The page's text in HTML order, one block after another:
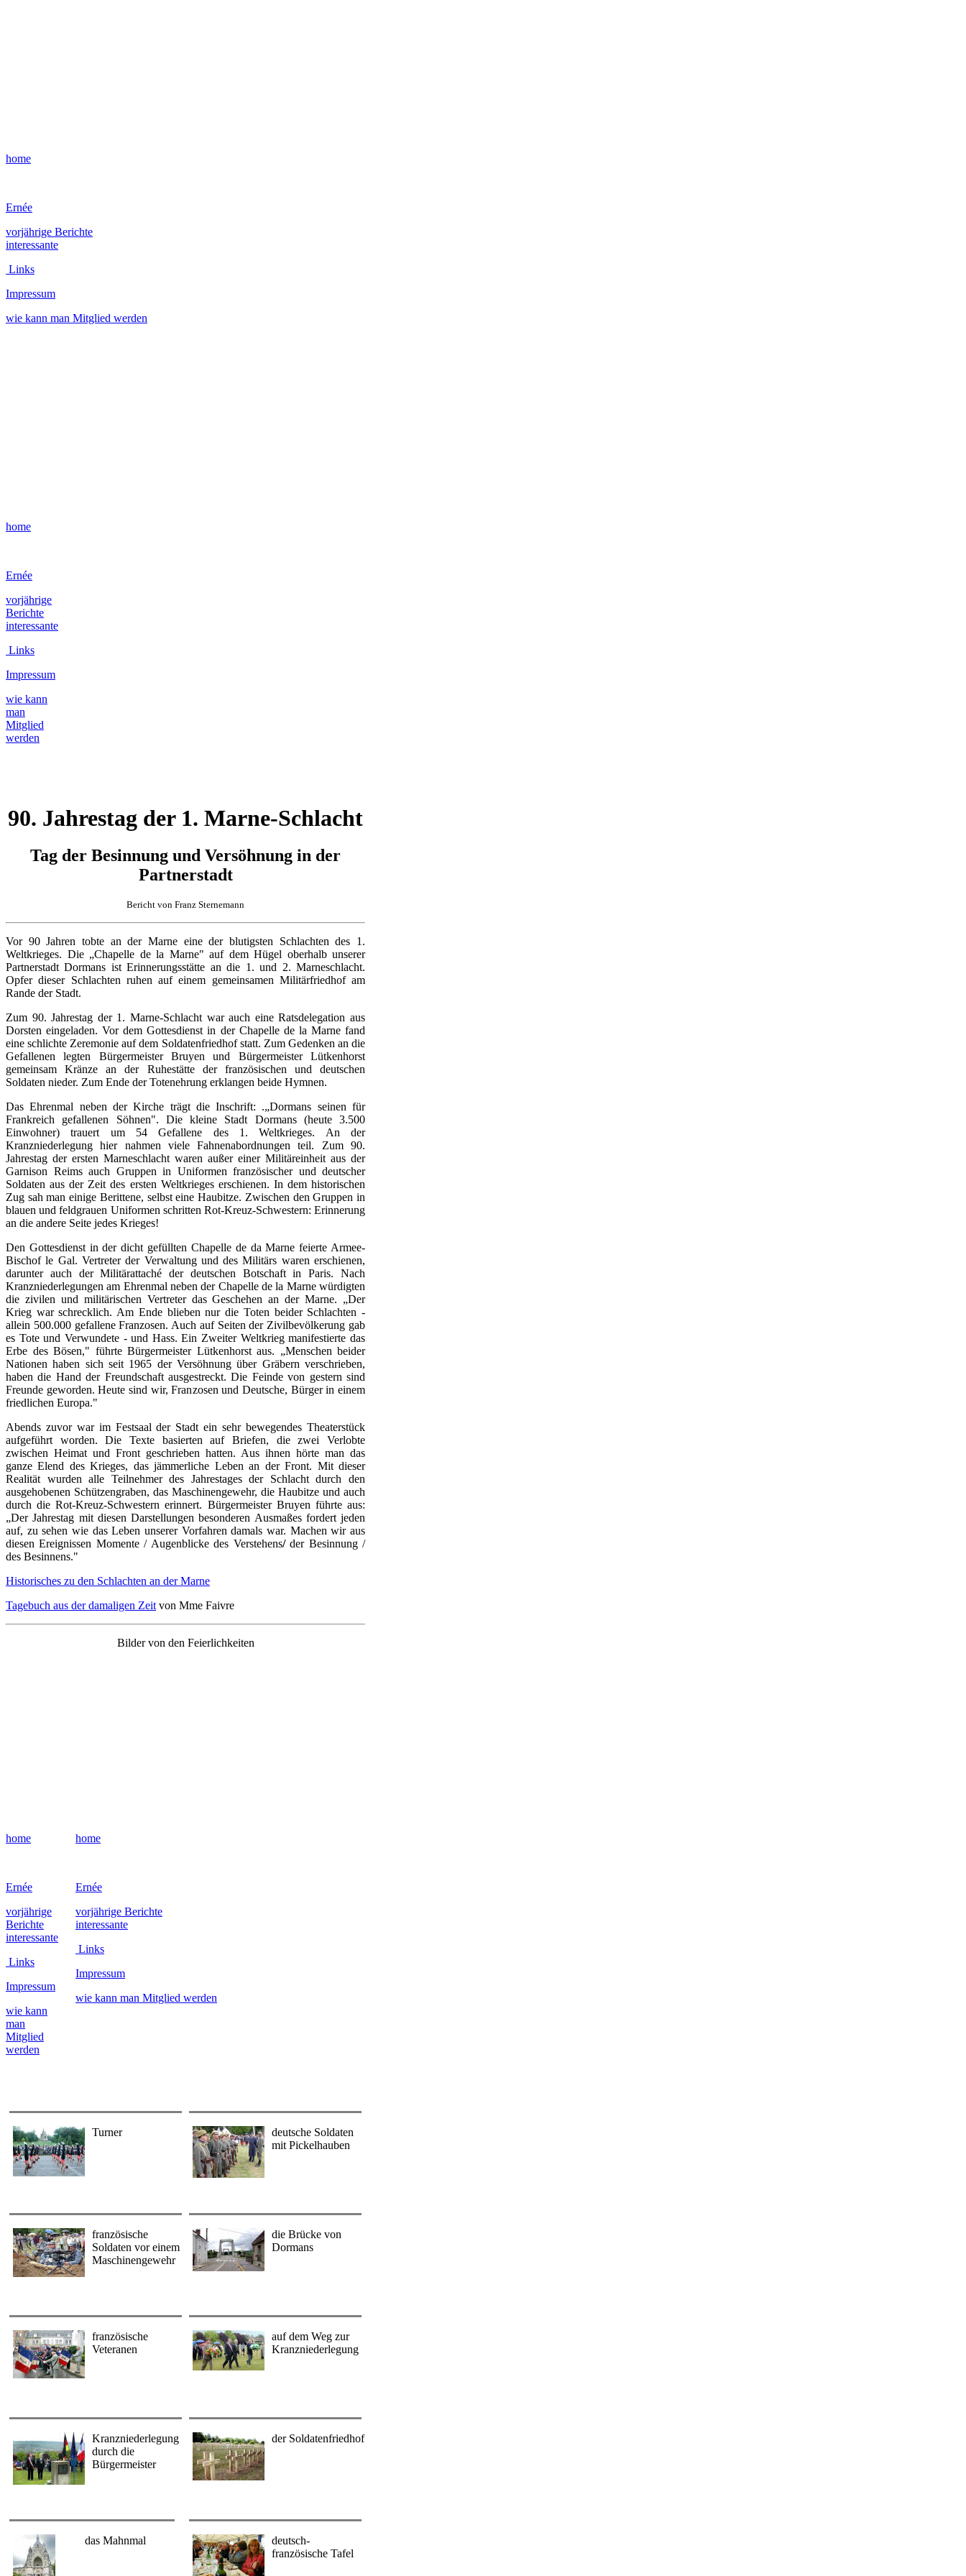
home
Ernée
vorjährige Berichte
interessante
Links
Impressum
wie kann man Mitglied werden
home
Ernée
vorjährige
Berichte
interessante
Links
Impressum
wie kann
man
Mitglied
werden
90. Jahrestag der 1. Marne-Schlacht
Tag der Besinnung und Versöhnung in der
Partnerstadt
Bericht von Franz Sternemann
Vor 90 Jahren tobte an der Marne eine der blutigsten Schlachten des 1.
Weltkrieges. Die „Chapelle de la Marne" auf dem Hügel oberhalb unserer
Partnerstadt Dormans ist Erinnerungsstätte an die 1. und 2. Marneschlacht.
Opfer dieser Schlachten ruhen auf einem gemeinsamen Militärfriedhof am
Rande der Stadt.
Zum 90. Jahrestag der 1. Marne-Schlacht war auch eine Ratsdelegation aus
Dorsten eingeladen. Vor dem Gottesdienst in der Chapelle de la Marne fand
eine schlichte Zeremonie auf dem Soldatenfriedhof statt. Zum Gedenken an die
Gefallenen legten Bürgermeister Bruyen und Bürgermeister Lütkenhorst
gemeinsam Kränze an der Ruhestätte der französischen und deutschen
Soldaten nieder. Zum Ende der Totenehrung erklangen beide Hymnen.
Das Ehrenmal neben der Kirche trägt die Inschrift: .„Dormans seinen für
Frankreich gefallenen Söhnen". Die kleine Stadt Dormans (heute 3.500
Einwohner) trauert um 54 Gefallene des 1. Weltkrieges. An der
Kranzniederlegung hier nahmen viele Fahnenabordnungen teil. Zum 90.
Jahrestag der ersten Marneschlacht waren außer einer Militäreinheit aus der
Garnison Reims auch Gruppen in Uniformen französischer und deutscher
Soldaten aus der Zeit des ersten Weltkrieges erschienen. In dem historischen
Zug sah man einige Berittene, selbst eine Haubitze. Zwischen den Gruppen in
blauen und feldgrauen Uniformen schritten Rot-Kreuz-Schwestern: Erinnerung
an die andere Seite jedes Krieges!
Den Gottesdienst in der dicht gefüllten Chapelle de da Marne feierte Armee-
Bischof le Gal. Vertreter der Verwaltung und des Militärs waren erschienen,
darunter auch der Militärattaché der deutschen Botschaft in Paris. Nach
Kranzniederlegungen am Ehrenmal neben der Chapelle de la Marne würdigten
die zivilen und militärischen Vertreter das Geschehen an der Marne. „Der
Krieg war schrecklich. Am Ende blieben nur die Toten beider Schlachten -
allein 500.000 gefallene Franzosen. Auch auf Seiten der Zivilbevölkerung gab
es Tote und Verwundete - und Hass. Ein Zweiter Weltkrieg manifestierte das
Erbe des Bösen," führte Bürgermeister Lütkenhorst aus. „Menschen beider
Nationen haben sich seit 1965 der Versöhnung über Gräbern verschrieben,
haben die Hand der Freundschaft ausgestreckt. Die Feinde von gestern sind
Freunde geworden. Heute sind wir, Franzosen und Deutsche, Bürger in einem
friedlichen Europa."
Abends zuvor war im Festsaal der Stadt ein sehr bewegendes Theaterstück
aufgeführt worden. Die Texte basierten auf Briefen, die zwei Verlobte
zwischen Heimat und Front geschrieben hatten. Aus ihnen hörte man das
ganze Elend des Krieges, das jämmerliche Leben an der Front. Mit dieser
Realität wurden alle Teilnehmer des Jahrestages der Schlacht durch den
ausgehobenen Schützengraben, das Maschinengewehr, die Haubitze und auch
durch die Rot-Kreuz-Schwestern erinnert. Bürgermeister Bruyen führte aus:
„Der Jahrestag mit diesen Darstellungen besonderen Ausmaßes fordert jeden
auf, zu sehen wie das Leben unserer Vorfahren damals war. Machen wir aus
diesen Ereignissen Momente / Augenblicke des Verstehens/der Besinnung /
des Besinnens."
Historisches zu den Schlachten an der Marne
Tagebuch aus der damaligen Zeit von Mme Faivre
Bilder von den Feierlichkeiten
home
Ernée
vorjährige
Berichte
interessante
Links
Impressum
wie kann
man
Mitglied
werden
home
Ernée
vorjährige Berichte
interessante
Links
Impressum
wie kann man Mitglied werden
Turner
deutsche Soldaten
mit Pickelhauben
französische
Soldaten vor einem
Maschinengewehr
die Brücke von
Dormans
französische
Veteranen
auf dem Weg zur
Kranzniederlegung
Kranzniederlegung
durch die
Bürgermeister
der Soldatenfriedhof
das Mahnmal
deutsch-
französische Tafel